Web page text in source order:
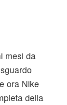
mesi da
ora Nike
della